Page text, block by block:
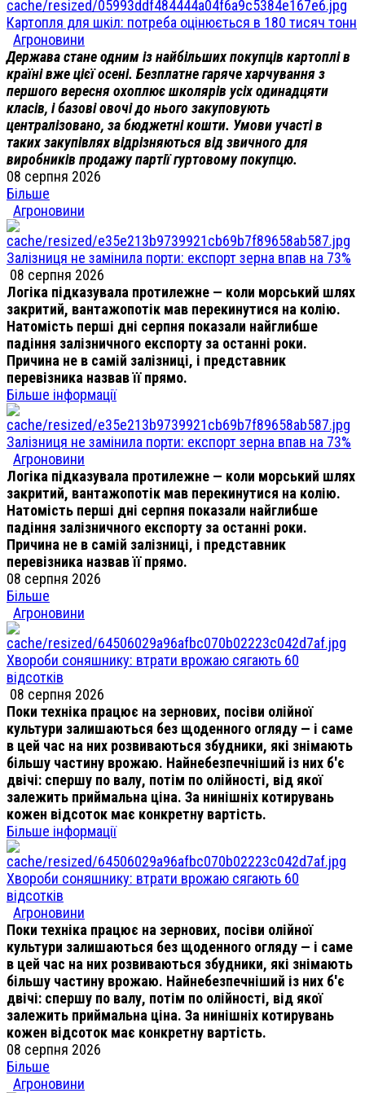
Картопля для шкіл: потреба оцінюється в 180 тисяч тонн
Агроновини
Держава стане одним із найбільших покупців картоплі в
країні вже цієї осені. Безплатне гаряче харчування з
першого вересня охоплює школярів усіх одинадцяти
класів, і базові овочі до нього закуповують
централізовано, за бюджетні кошти. Умови участі в
таких закупівлях відрізняються від звичного для
виробників продажу партії гуртовому покупцю.
08 серпня 2026
Більше
Агроновини
Залізниця не замінила порти: експорт зерна впав на 73%
08 серпня 2026
Логіка підказувала протилежне — коли морський шлях
закритий, вантажопотік мав перекинутися на колію.
Натомість перші дні серпня показали найглибше
падіння залізничного експорту за останні роки.
Причина не в самій залізниці, і представник
перевізника назвав її прямо.
Більше інформації
Залізниця не замінила порти: експорт зерна впав на 73%
Агроновини
Логіка підказувала протилежне — коли морський шлях
закритий, вантажопотік мав перекинутися на колію.
Натомість перші дні серпня показали найглибше
падіння залізничного експорту за останні роки.
Причина не в самій залізниці, і представник
перевізника назвав її прямо.
08 серпня 2026
Більше
Агроновини
Хвороби соняшнику: втрати врожаю сягають 60
відсотків
08 серпня 2026
Поки техніка працює на зернових, посіви олійної
культури залишаються без щоденного огляду — і саме
в цей час на них розвиваються збудники, які знімають
більшу частину врожаю. Найнебезпечніший із них б'є
двічі: спершу по валу, потім по олійності, від якої
залежить приймальна ціна. За нинішніх котирувань
кожен відсоток має конкретну вартість.
Більше інформації
Хвороби соняшнику: втрати врожаю сягають 60
відсотків
Агроновини
Поки техніка працює на зернових, посіви олійної
культури залишаються без щоденного огляду — і саме
в цей час на них розвиваються збудники, які знімають
більшу частину врожаю. Найнебезпечніший із них б'є
двічі: спершу по валу, потім по олійності, від якої
залежить приймальна ціна. За нинішніх котирувань
кожен відсоток має конкретну вартість.
08 серпня 2026
Більше
Агроновини